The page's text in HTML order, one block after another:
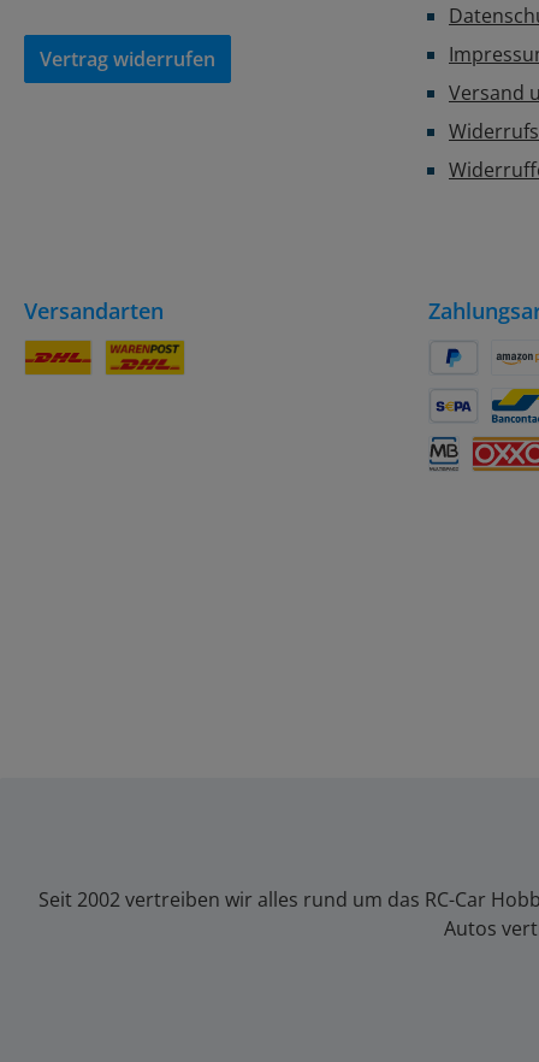
Vertrag widerrufen
Versand
Versandarten
SEPA
Seit 2002 vertreiben wir alles rund um das RC-Car
Autos